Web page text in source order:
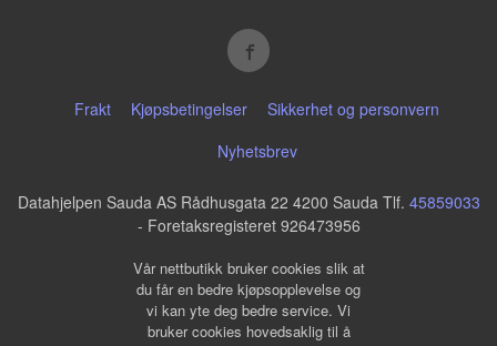
Frakt Kjøpsbetingelser
Sikkerhet og personvern
Nyhetsbrev
Datahjelpen Sauda AS Rådhusgata 22 4200 Sauda Tlf. 45859033
- Foretaksregisteret 926473956
Vår nettbutikk bruker cookies slik at
du får en bedre kjøpsopplevelse og
vi kan yte deg bedre service. Vi
bruker cookies hovedsaklig til å